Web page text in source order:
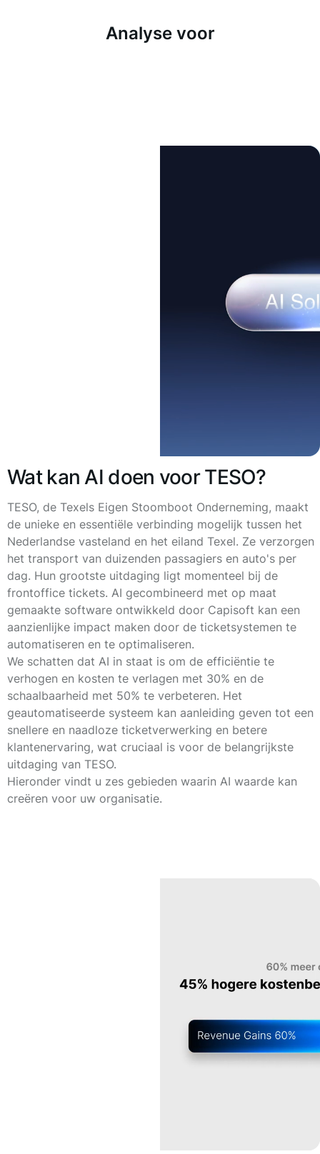
Analyse voor
Wat kan AI doen voor TESO?
TESO, de Texels Eigen Stoomboot Onderneming, maakt
de unieke en essentiële verbinding mogelijk tussen het
Nederlandse vasteland en het eiland Texel. Ze verzorgen
het transport van duizenden passagiers en auto's per
dag. Hun grootste uitdaging ligt momenteel bij de
frontoffice tickets. AI gecombineerd met op maat
gemaakte software ontwikkeld door Capisoft kan een
aanzienlijke impact maken door de ticketsystemen te
automatiseren en te optimaliseren.
We schatten dat AI in staat is om de efficiëntie te
verhogen en kosten te verlagen met 30% en de
schaalbaarheid met 50% te verbeteren. Het
geautomatiseerde systeem kan aanleiding geven tot een
snellere en naadloze ticketverwerking en betere
klantenervaring, wat cruciaal is voor de belangrijkste
uitdaging van TESO.
Hieronder vindt u zes gebieden waarin AI waarde kan
creëren voor uw organisatie.